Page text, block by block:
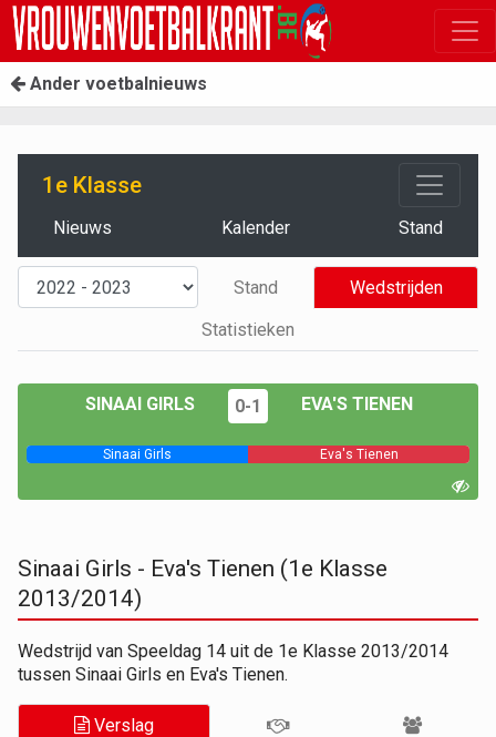
Ander voetbalnieuws
1e Klasse
Nieuws Kalender Stand
Stand
Wedstrijden
Statistieken
SINAAI GIRLS 0-1 EVA'S TIENEN
Sinaai Girls Eva's Tienen
Sinaai Girls - Eva's Tienen (1e Klasse
2013/2014)
Wedstrijd van Speeldag 14 uit de 1e Klasse 2013/2014
tussen Sinaai Girls en Eva's Tienen.
Verslag